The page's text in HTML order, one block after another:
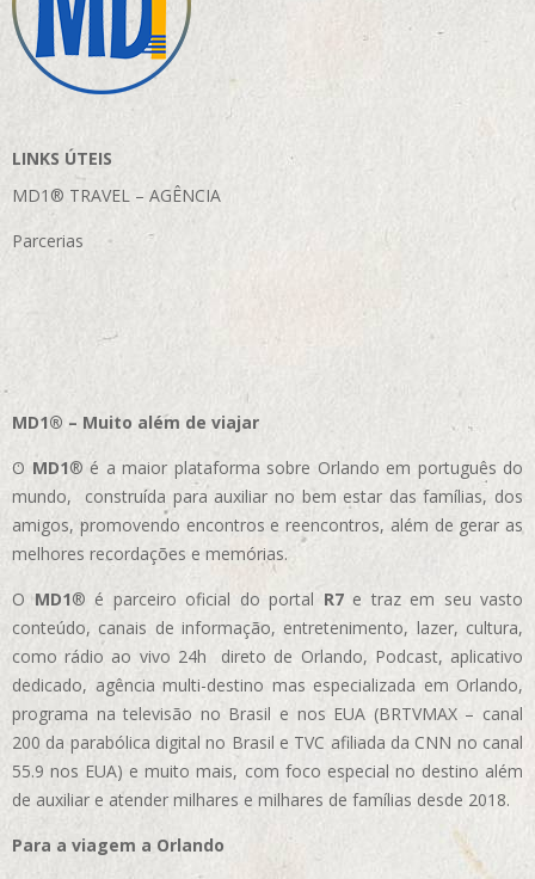
LINKS ÚTEIS
MD1® TRAVEL – AGÊNCIA
Parcerias
MD1® – Muito além de viajar
O MD1® é a maior plataforma sobre Orlando em português do
mundo, construída para auxiliar no bem estar das famílias, dos
amigos, promovendo encontros e reencontros, além de gerar as
melhores recordações e memórias.
OMD1® é parceiro oficial do portal R7e traz em seu vasto
conteúdo, canais de informação, entretenimento, lazer, cultura,
como rádio ao vivo 24h direto de Orlando, Podcast, aplicativo
dedicado, agência multi-destino mas especializada em Orlando,
programa na televisão no Brasil e nos EUA (BRTVMAX – canal
200 da parabólica digital no Brasil e TVC afiliada da CNN no canal
55.9 nos EUA) e muito mais, com foco especial no destino além
de auxiliar e atender milhares e milhares de famílias desde 2018.
Para a viagem a Orlando